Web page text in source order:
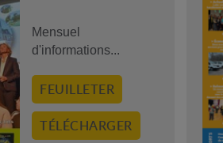
Mensuel
d'informations...
FEUILLETER
TÉLÉCHARGER